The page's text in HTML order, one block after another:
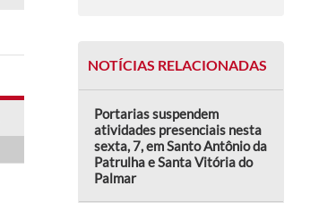
NOTÍCIAS RELACIONADAS
Portarias suspendem
atividades presenciais nesta
sexta, 7, em Santo Antônio da
Patrulha e Santa Vitória do
Palmar